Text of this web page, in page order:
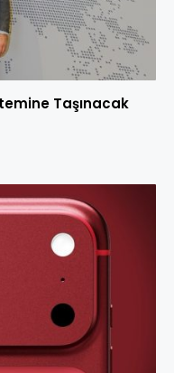
Taşınacak